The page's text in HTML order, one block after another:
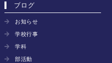
ブログ
お知らせ
学校行事
学科
部活動